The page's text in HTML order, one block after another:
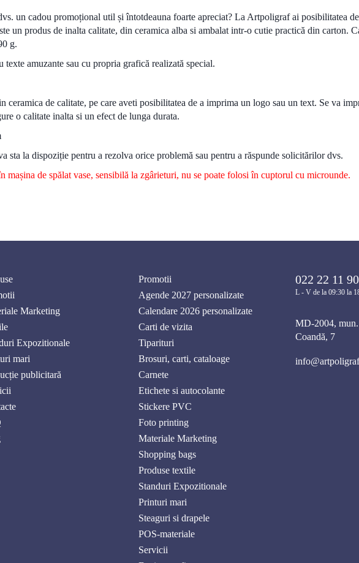
un cadou promoțional util și întotdeauna foarte apreciat? La Artpoligraf ai posibilitatea
un produs de inalta calitate, din ceramica alba si ambalat intr-o cutie practică din carton.
g.
amuzante sau cu propria grafică realizată special.
ceramica de calitate, pe care aveti posibilitatea de a imprima un logo sau un text. Se va
o calitate inalta si un efect de lunga durata.
sta la dispoziție pentru a rezolva orice problemă sau pentru a răspunde solicitărilor dvs.
mașina de spălat vase, sensibilă la zgârieturi, nu se poate folosi în cuptorul cu microunde.
Marketing
Expozitionale
mari
publicitară
Promotii
Agende 2027 personalizate
Calendare 2026 personalizate
Carti de vizita
Tiparituri
Brosuri, carti, cataloage
Carnete
Etichete si autocolante
Stickere PVC
Foto printing
Materiale Marketing
Shopping bags
Produse textile
Standuri Expozitionale
Printuri mari
Steaguri si drapele
POS-materiale
Servicii
022 22 11 90
L - V de la 09:30 la
MD-2004,
Coandă, 7